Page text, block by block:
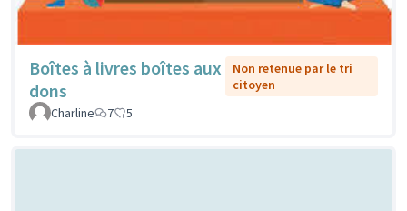
Boîtes à livres boîtes aux
dons
Non retenue par le tri
citoyen
Charline
7 5